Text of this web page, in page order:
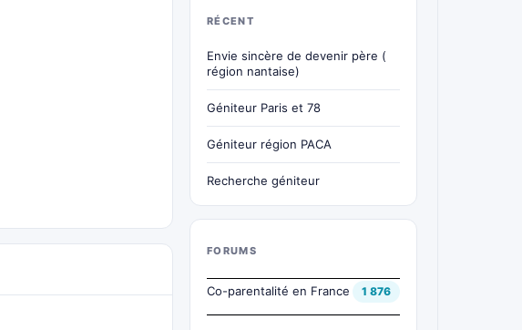
RÉCENT
Envie sincère de devenir père (
région nantaise)
Géniteur Paris et 78
Géniteur région PACA
Recherche géniteur
FORUMS
Co-parentalité en France 1 876